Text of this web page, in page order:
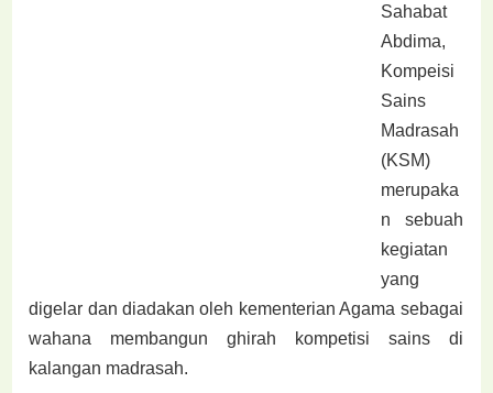
Sahabat
Abdima,
Kompeisi
Sains
Madrasah
(KSM)
merupaka
n sebuah
kegiatan
yang
digelar dan diadakan oleh kementerian Agama sebagai
wahana membangun ghirah kompetisi sains di
kalangan madrasah.